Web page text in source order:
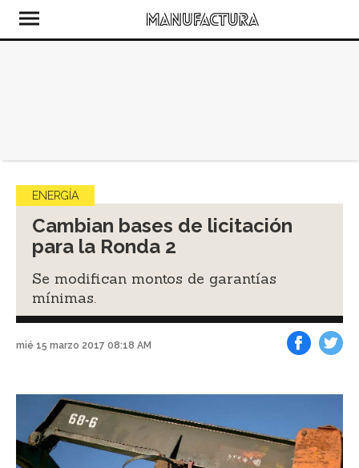
ENERGÍA
Cambian bases de licitación
para la Ronda 2
Se modifican montos de garantías
mínimas.
mié 15 marzo 2017 08:18 AM